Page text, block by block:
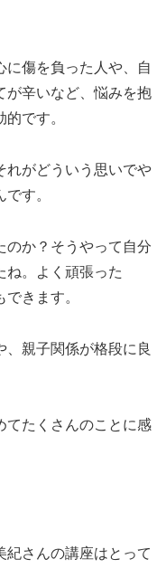
に傷を負った人や、自
が辛いなど、悩みを抱
です。
れがどういう思いでや
す。
のか？そうやって自分
ね。よく頑張った
きます。
、親子関係が格段に良
てたくさんのことに感
紀さんの講座はとって